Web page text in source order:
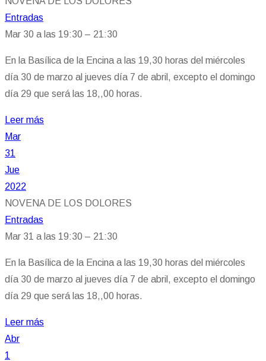
Entradas
Mar 30 a las 19:30 – 21:30
En la Basílica de la Encina a las 19,30 horas del miércoles
día 30 de marzo al jueves día 7 de abril, excepto el domingo
día 29 que será las 18,,00 horas.
Leer más
Mar
31
Jue
2022
NOVENA DE LOS DOLORES
Entradas
Mar 31 a las 19:30 – 21:30
En la Basílica de la Encina a las 19,30 horas del miércoles
día 30 de marzo al jueves día 7 de abril, excepto el domingo
día 29 que será las 18,,00 horas.
Leer más
Abr
1